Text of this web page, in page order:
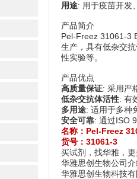
用途: 用于疫苗开发
产品简介
Pel-Freez 31061-3
生产，具有低杂交
性实验等。
产品优点
高质量保证: 采用严
低杂交抗体活性: 有
多用途: 适用于多种
安全可靠: 通过ISO
名称： Pel-Freez
货号：31061-3
买试剂，找华雅，
华雅思创生物公司
华雅思创生物科技